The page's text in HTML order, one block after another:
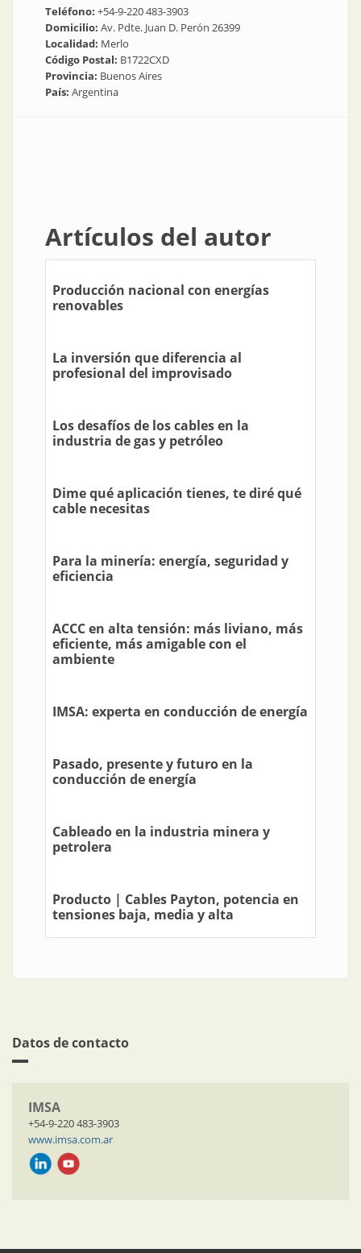
Teléfono: +54-9-220 483-3903
Domicilio: Av. Pdte. Juan D. Perón 26399
Localidad: Merlo
Código Postal: B1722CXD
Provincia: Buenos Aires
País: Argentina
Artículos del autor
Producción nacional con energías
renovables
La inversión que diferencia al
profesional del improvisado
Los desafíos de los cables en la
industria de gas y petróleo
Dime qué aplicación tienes, te diré qué
cable necesitas
Para la minería: energía, seguridad y
eficiencia
ACCC en alta tensión: más liviano, más
eficiente, más amigable con el
ambiente
IMSA: experta en conducción de energía
Pasado, presente y futuro en la
conducción de energía
Cableado en la industria minera y
petrolera
Producto | Cables Payton, potencia en
tensiones baja, media y alta
Datos de contacto
IMSA
+54-9-220 483-3903
www.imsa.com.ar